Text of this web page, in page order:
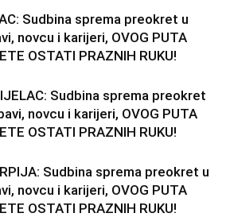
Sudbina sprema preokret u
novcu i karijeri, OVOG PUTA
OSTATI PRAZNIH RUKU!
Sudbina sprema preokret
novcu i karijeri, OVOG PUTA
OSTATI PRAZNIH RUKU!
Sudbina sprema preokret u
novcu i karijeri, OVOG PUTA
OSTATI PRAZNIH RUKU!